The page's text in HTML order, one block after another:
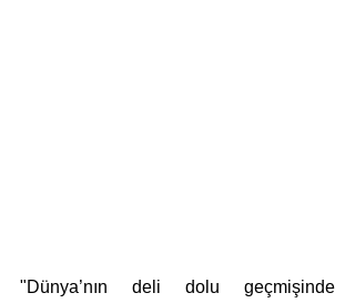
"Dünya’nın deli dolu geçmişinde